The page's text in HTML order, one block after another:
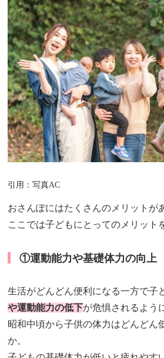
引用：写真AC
おさんぽにはたくさんのメリットが
ここでは子どもにとってのメリット
①運動能力や基礎体力の向上
生活がどんどん便利になる一方で子
や運動能力の低下が危惧されるよう
昭和中頃から子供の体力はどんどん
か。